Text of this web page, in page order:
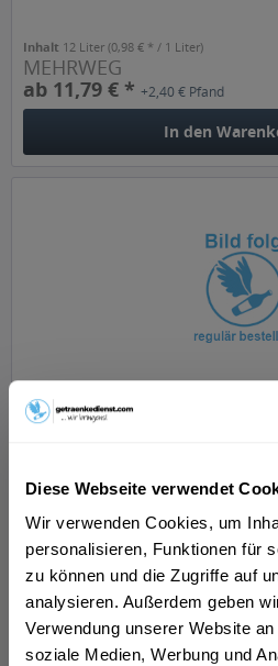
Diese Webseite verwendet
Wir verwenden Cookies, um
personalisieren, Funktionen für
zu können und die Zugriffe auf
analysieren. Außerdem geben
Verwendung unserer Website
soziale Medien, Werbung und
Inhalt 12 Liter(0,98 € * / 1 Liter)
MEHRWEG
ab 11,79 € *+2,40 € Pfand
In den
Pfanner Der Rote Zitrone-
12 Liter (1,00 € * / 1 Liter)
MEHRWEG
ab 11,99 € * +2,40 € Pfand
In den